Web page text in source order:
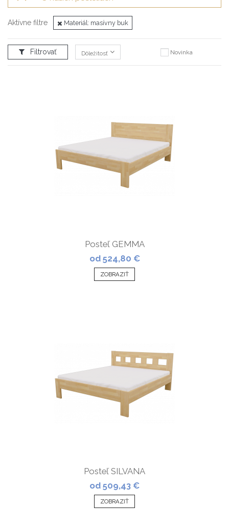
Aktívne filtre Materiál: masívny buk
Filtrovať Dôležitosť Novinka
Posteľ GEMMA
od 524,80 €
ZOBRAZIŤ
Posteľ SILVANA
od 509,43 €
ZOBRAZIŤ